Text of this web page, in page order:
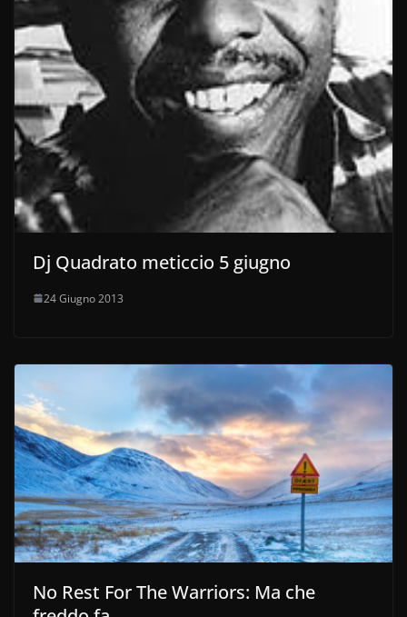
Dj Quadrato meticcio 5 giugno
24 Giugno 2013
No Rest For The Warriors: Ma che